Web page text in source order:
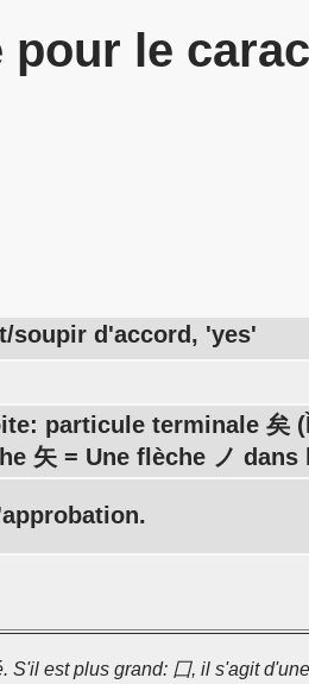
le
soupir d'accord, 'yes'
particule terminale 矣
矢 = Une flèche ノ dans
S'il est plus grand: 囗, il s'agit